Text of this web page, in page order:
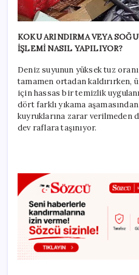
KOKU ARINDIRMA VEYA
İŞLEMİ NASIL YAPILIYOR?
Deniz suyunun yüksek tuz
tamamen ortadan kaldırırken,
için hassas bir temizlik
dört farklı yıkama
kuyruklarına zarar verilmeden
dev raflara taşınıyor.